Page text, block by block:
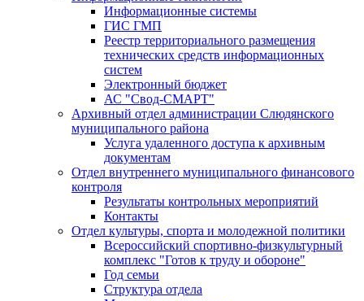
Информационные системы
ГИС ГМП
Реестр территориального размещения
технических средств информационных
систем
Электронный бюджет
АС "Свод-СМАРТ"
Архивный отдел администрации Слюдянского
муниципального района
Услуга удаленного доступа к архивным
документам
Отдел внутреннего муниципального финансового
контроля
Результаты контрольных мероприятий
Контакты
Отдел культуры, спорта и молодежной политики
Всероссийский спортивно-физкультурный
комплекс "Готов к труду и обороне"
Год семьи
Структура отдела